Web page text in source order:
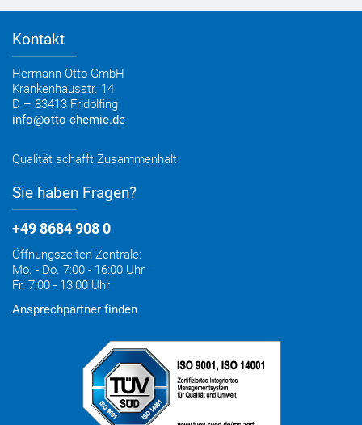
Verbrauchsrechner
Medienportal
Bestelloptionen
Elektronischer Rechnungsversand
Entsorgung & Verpackungsrücknahme
Kontakt
Hermann Otto GmbH
Krankenhausstr. 14
D – 83413 Fridolfing
info@otto-chemie.de
Qualität schafft Zusammenhalt
Sie haben Fragen?
+49 8684 908 0
Öffnungszeiten Zentrale:
Mo. - Do. 7:00 - 16:00 Uhr
Fr. 7:00 - 13:00 Uhr
Ansprechpartner finden